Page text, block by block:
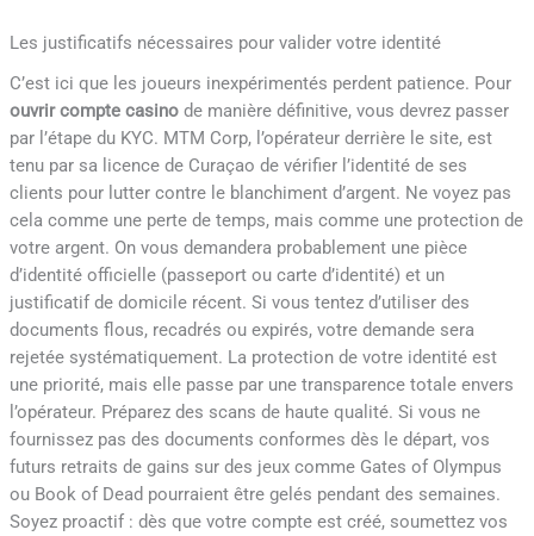
Les justificatifs nécessaires pour valider votre identité
C’est ici que les joueurs inexpérimentés perdent patience. Pour
ouvrir compte casinode manière définitive, vous devrez passer
par l’étape du KYC. MTM Corp, l’opérateur derrière le site, est
tenu par sa licence de Curaçao de vérifier l’identité de ses
clients pour lutter contre le blanchiment d’argent. Ne voyez pas
cela comme une perte de temps, mais comme une protection de
votre argent. On vous demandera probablement une pièce
d’identité officielle (passeport ou carte d’identité) et un
justificatif de domicile récent. Si vous tentez d’utiliser des
documents flous, recadrés ou expirés, votre demande sera
rejetée systématiquement. La protection de votre identité est
une priorité, mais elle passe par une transparence totale envers
l’opérateur. Préparez des scans de haute qualité. Si vous ne
fournissez pas des documents conformes dès le départ, vos
futurs retraits de gains sur des jeux comme Gates of Olympus
ou Book of Dead pourraient être gelés pendant des semaines.
Soyez proactif : dès que votre compte est créé, soumettez vos